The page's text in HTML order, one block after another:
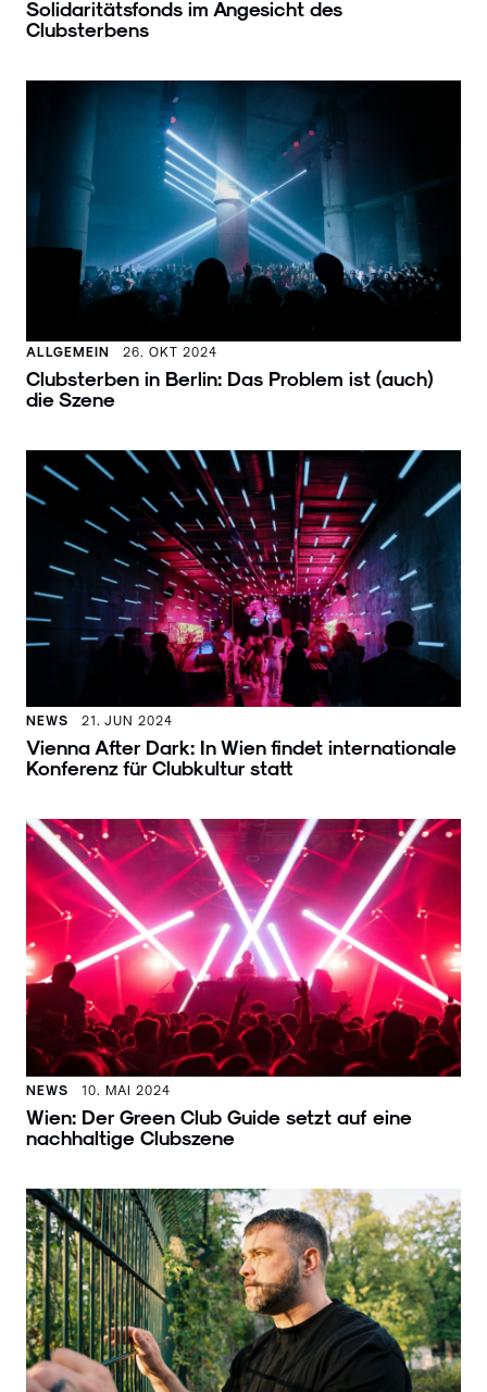
Solidaritätsfonds im Angesicht des
Clubsterbens
ALLGEMEIN 26. OKT 2024
Clubsterben in Berlin: Das Problem ist (auch)
die Szene
NEWS 21. JUN 2024
Vienna After Dark: In Wien findet internationale
Konferenz für Clubkultur statt
NEWS 10. MAI 2024
Wien: Der Green Club Guide setzt auf eine
nachhaltige Clubszene